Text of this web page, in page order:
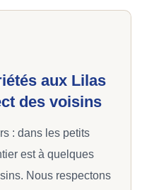
aux Lilas
des voisins
: dans les petits
est à quelques
Nous respectons